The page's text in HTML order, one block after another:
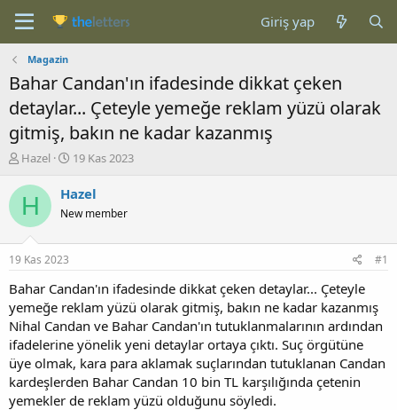
Giriş yap
Magazin
Bahar Candan'ın ifadesinde dikkat çeken
detaylar... Çeteyle yemeğe reklam yüzü olarak
gitmiş, bakın ne kadar kazanmış
K
n
b
u
u
b
a
l
a
t
a
n
Hazel
B
ş
a
ç
t
a
r
i
h
i
19 Kas 2023
H Hazel
New member
19 Kas 2023 #1
Bahar Candan'ın ifadesinde dikkat çeken detaylar... Çeteyle
yemeğe reklam yüzü olarak gitmiş, bakın ne kadar kazanmış
Nihal Candan ve Bahar Candan'ın tutuklanmalarının ardından
ifadelerine yönelik yeni detaylar ortaya çıktı. Suç örgütüne
üye olmak, kara para aklamak suçlarından tutuklanan Candan
kardeşlerden Bahar Candan 10 bin TL karşılığında çetenin
yemekler de reklam yüzü olduğunu söyledi.